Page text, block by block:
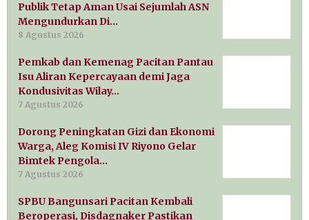
Publik Tetap Aman Usai Sejumlah ASN
Mengundurkan Di…
8 Agustus 2026
Pemkab dan Kemenag Pacitan Pantau
Isu Aliran Kepercayaan demi Jaga
Kondusivitas Wilay…
7 Agustus 2026
Dorong Peningkatan Gizi dan Ekonomi
Warga, Aleg Komisi IV Riyono Gelar
Bimtek Pengola…
7 Agustus 2026
SPBU Bangunsari Pacitan Kembali
Beroperasi, Disdagnaker Pastikan